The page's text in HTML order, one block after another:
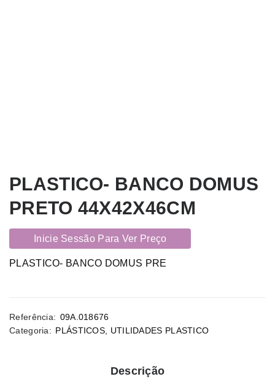
PLASTICO- BANCO DOMUS
PRETO 44X42X46CM
Inicie Sessão Para Ver Preço
PLASTICO- BANCO DOMUS PRE
Referência: 09A.018676
Categoria: PLÁSTICOS UTILIDADES PLASTICO
Descrição